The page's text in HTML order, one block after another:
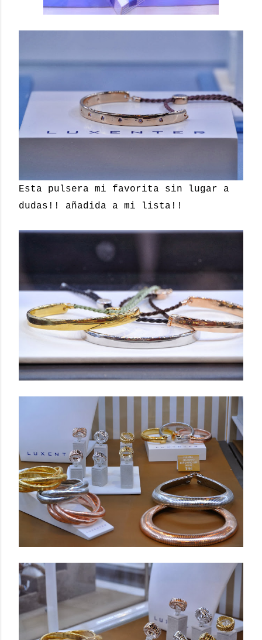
Esta pulsera mi favorita sin lugar a
dudas!! añadida a mi lista!!